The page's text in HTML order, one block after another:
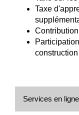
Taxe
Services en